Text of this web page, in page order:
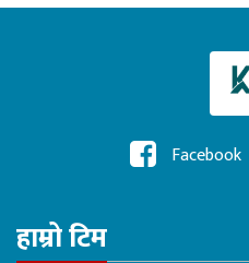
Facebook
हाम्रो टिम